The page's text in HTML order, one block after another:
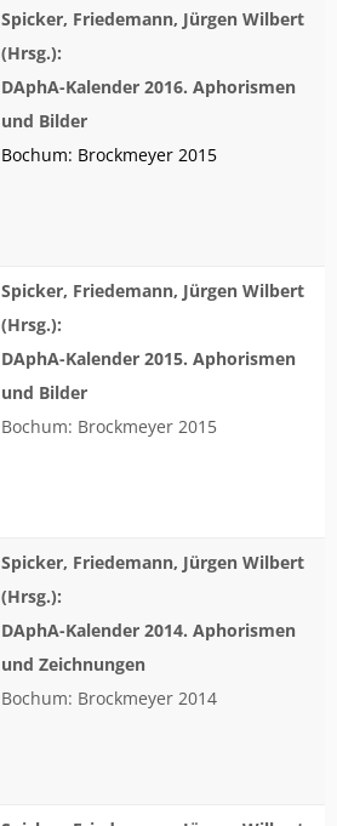
Spicker, Friedemann, Jürgen Wilbert
(Hrsg.):
DAphA-Kalender 2016. Aphorismen
und Bilder
Bochum: Brockmeyer 2015
Spicker, Friedemann, Jürgen Wilbert
(Hrsg.):
DAphA-Kalender 2015. Aphorismen
und Bilder
Bochum: Brockmeyer 2015
Spicker, Friedemann, Jürgen Wilbert
(Hrsg.):
DAphA-Kalender 2014. Aphorismen
und Zeichnungen
Bochum: Brockmeyer 2014